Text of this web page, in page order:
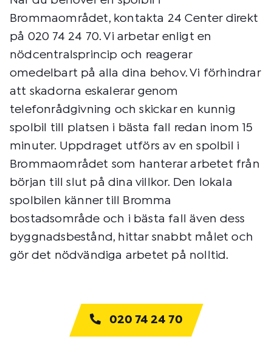
Brommaområdet, kontakta 24 Center direkt
på 020 74 24 70. Vi arbetar enligt en
nödcentralsprincip och reagerar
omedelbart på alla dina behov. Vi förhindrar
att skadorna eskalerar genom
telefonrådgivning och skickar en kunnig
spolbil till platsen i bästa fall redan inom 15
minuter. Uppdraget utförs av en spolbil i
Brommaområdet som hanterar arbetet från
början till slut på dina villkor. Den lokala
spolbilen känner till Bromma
bostadsområde och i bästa fall även dess
byggnadsbestånd, hittar snabbt målet och
gör det nödvändiga arbetet på nolltid.
020 74 24 70